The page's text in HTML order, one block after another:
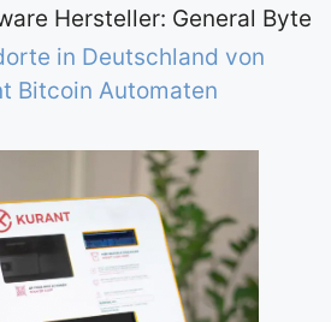
Hersteller: General Byte
in Deutschland von
Bitcoin Automaten